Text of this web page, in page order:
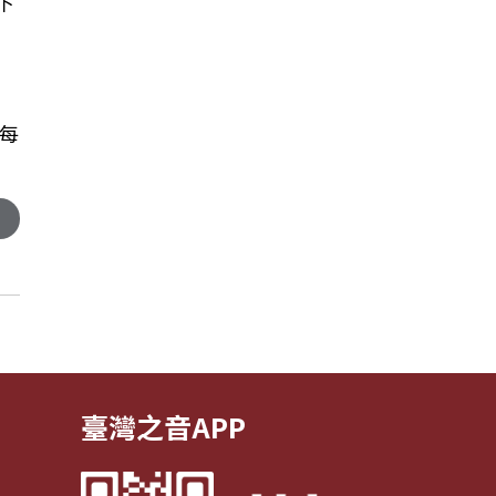
臺灣之音APP